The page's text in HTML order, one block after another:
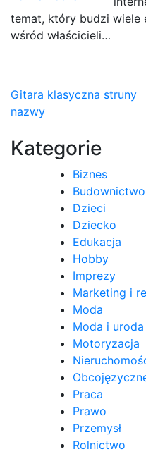
temat, który budzi wiele
wśród właścicieli…
Nawigacja
wpisu
Gitara klasyczna struny
nazwy
Kategorie
Biznes
Budownictwo
Dzieci
Dziecko
Edukacja
Hobby
Imprezy
Marketing i
Moda
Moda i uroda
Motoryzacja
Praca
Prawo
Przemysł
Rolnictwo